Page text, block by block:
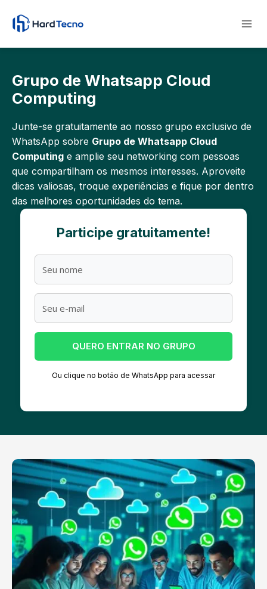
para
Conteúdo
Grupo de Whatsapp Cloud
Computing
Junte-se gratuitamente ao nosso grupo exclusivo de
WhatsApp sobre Grupo de Whatsapp Cloud
Computing e amplie seu networking com pessoas
que compartilham os mesmos interesses. Aproveite
dicas valiosas, troque experiências e fique por dentro
das melhores oportunidades do tema.
Participe gratuitamente!
QUERO ENTRAR NO GRUPO
Ou clique no botão de WhatsApp para acessar